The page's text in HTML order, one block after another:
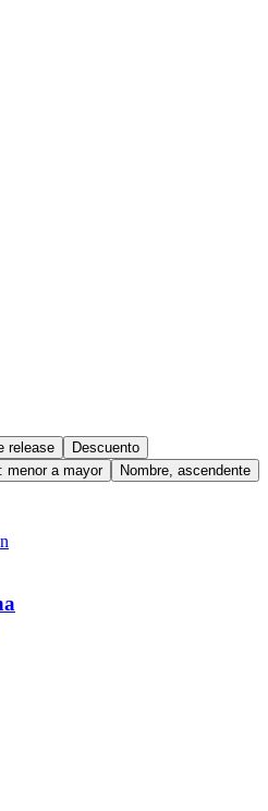
release
Descuento
menor a mayor
Nombre, ascendente